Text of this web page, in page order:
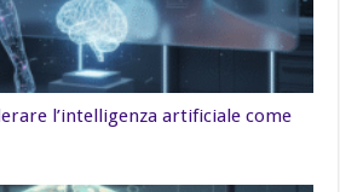
l’intelligenza artificiale come